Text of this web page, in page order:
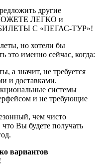
другие
ЛЕГКО и
С «ПЕГАС-ТУР»!
но хотели бы
это именно сейчас, когда:
а значит, не требуется
и доставками.
системы
и не требующие
чем чисто
что Вы будете получать
вариантов